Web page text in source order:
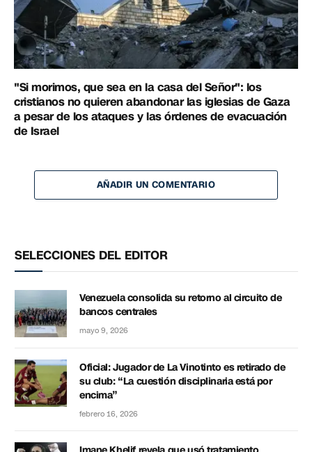
"Si morimos, que sea en la casa del Señor": los
cristianos no quieren abandonar las iglesias de Gaza
a pesar de los ataques y las órdenes de evacuación
de Israel
AÑADIR UN COMENTARIO
SELECCIONES DEL EDITOR
Venezuela consolida su retorno al circuito de
bancos centrales
mayo 9, 2026
Oficial: Jugador de La Vinotinto es retirado de
su club: “La cuestión disciplinaria está por
encima”
febrero 16, 2026